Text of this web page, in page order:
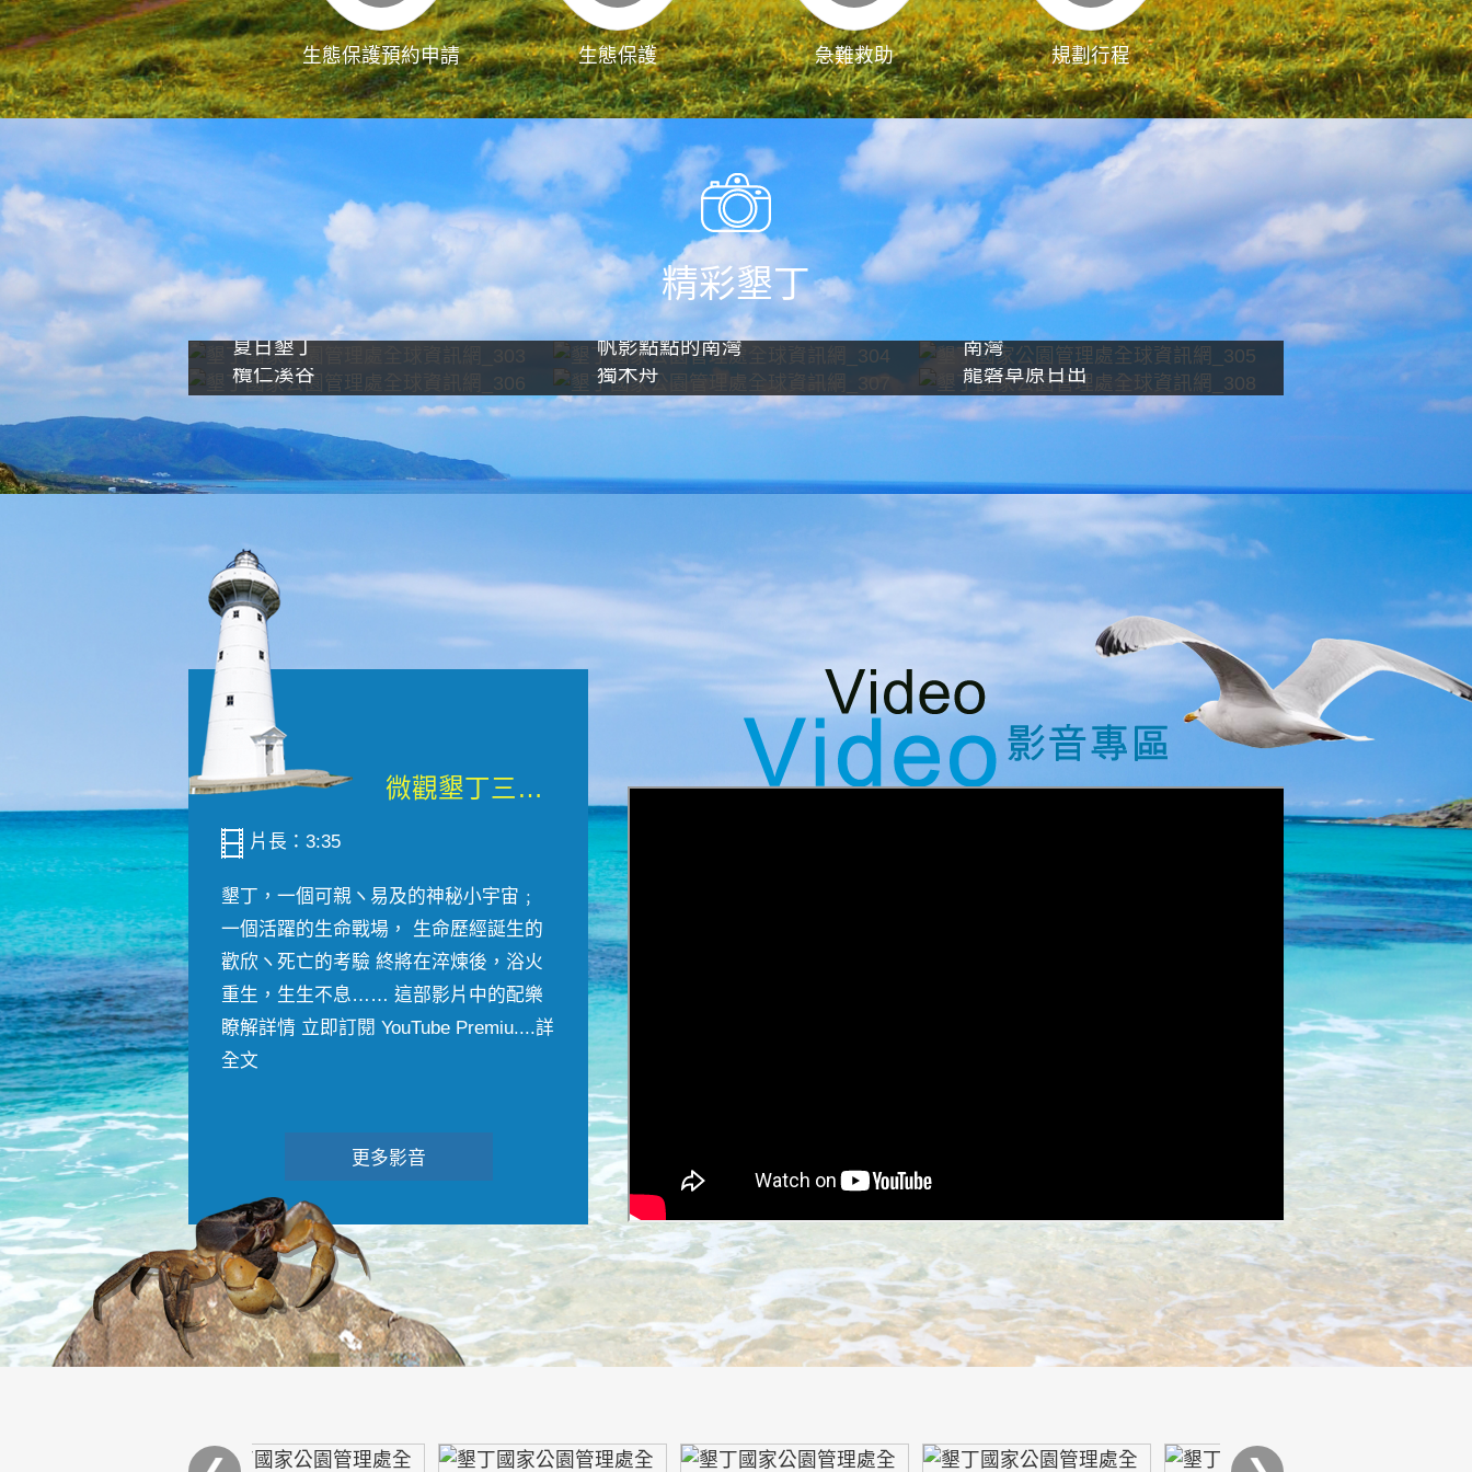
生態保護預約申請 生態保護 急難救助 規劃行程 影像直播
精彩墾丁
夏日墾丁 帆影點點的南灣
南灣
欖仁溪谷
獨木舟 龍磐草原日出
微觀墾丁三部曲 重生....
片長：3:35
墾丁，一個可親ヽ易及的神秘小宇宙﹔
一個活躍的生命戰場， 生命歷經誕生的
歡欣ヽ死亡的考驗 終將在淬煉後，浴火
重生，生生不息…… 這部影片中的配樂
瞭解詳情 立即訂閱 YouTube Premiu....詳
全文
更多影音